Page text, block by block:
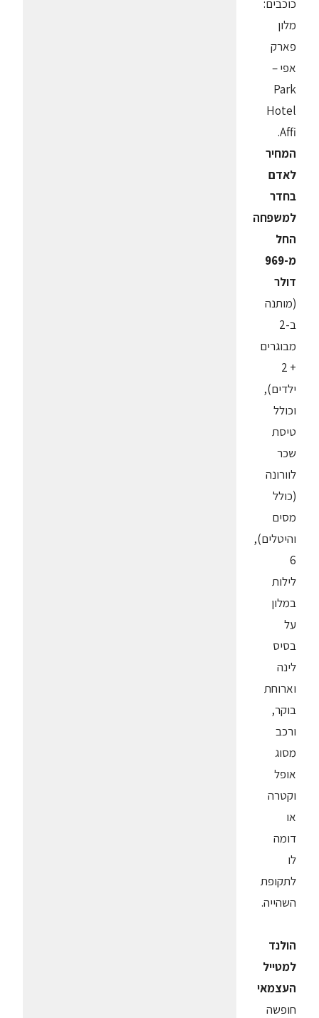
כוכבים:
מלון
פארק
אפי –
Park
Hotel
Affi.
המחיר
לאדם
בחדר
למשפחה
החל
מ-969
דולר
(מותנה
ב-2
מבוגרים
+ 2
ילדים),
וכולל
טיסת
שכר
לוורונה
(כולל
מסים
והיטלים),
6
לילות
במלון
על
בסיס
לינה
וארוחת
בוקר,
ורכב
מסוג
אופל
וקטרה
או
דומה
לו
לתקופת
השהייה.
הולנד
למטייל
העצמאי
חופשה